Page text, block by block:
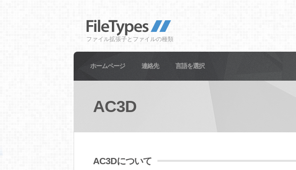
ファイル拡張子とファイルの種類
ホームページ 連絡先 言語を選択
AC3D
AC3Dについて